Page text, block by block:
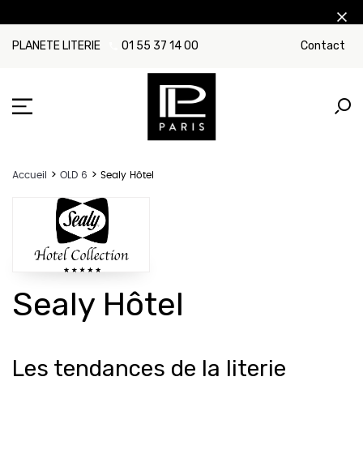
PLANETE LITERIE 01 55 37 14 00 Contact
Accueil OLD 6 Sealy Hôtel
Sealy Hôtel
Les tendances de la literie